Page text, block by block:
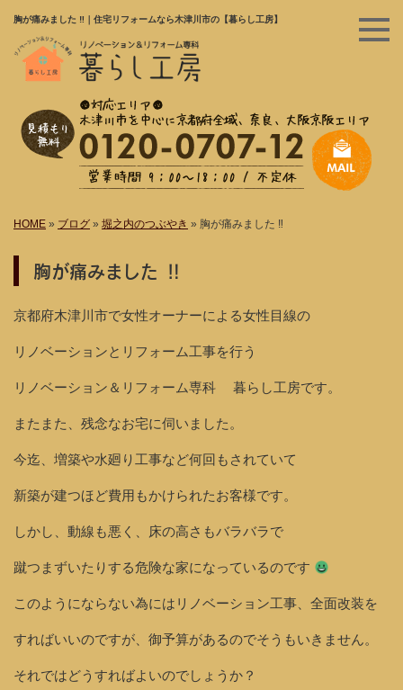
胸が痛みました ‼︎｜住宅リフォームなら木津川市の【暮らし工房】
HOME » ブログ » 堀之内のつぶやき » 胸が痛みました ‼︎
胸が痛みました ‼︎
京都府木津川市で女性オーナーによる女性目線の
リノベーションとリフォーム工事を行う
リノベーション＆リフォーム専科 暮らし工房です。
またまた、残念なお宅に伺いました。
今迄、増築や水廻り工事など何回もされていて
新築が建つほど費用もかけられたお客様です。
しかし、動線も悪く、床の高さもバラバラで
蹴つまずいたりする危険な家になっているのです
このようにならない為にはリノベーション工事、全面改装を
すればいいのですが、御予算があるのでそうもいきません。
それではどうすればよいのでしょうか？